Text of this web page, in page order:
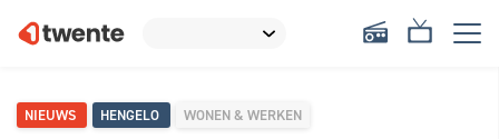
NIEUWS HENGELO WONEN & WERKEN